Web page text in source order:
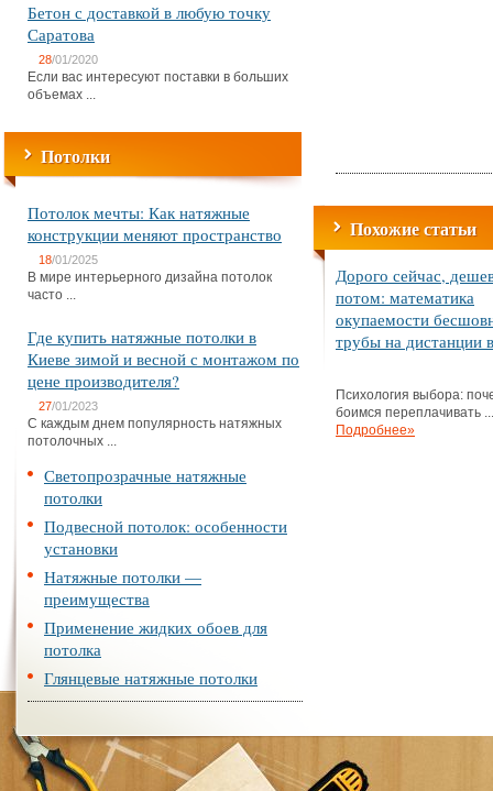
Бетон с доставкой в любую точку
Саратова
28/01/2020
Если вас интересуют поставки в больших
объемах ...
Потолки
Потолок мечты: Как натяжные
конструкции меняют пространство
18/01/2025
В мире интерьерного дизайна потолок
часто ...
Где купить натяжные потолки в
Киеве зимой и весной с монтажом по
цене производителя?
27/01/2023
С каждым днем популярность натяжных
потолочных ...
Светопрозрачные натяжные
потолки
Подвесной потолок: особенности
установки
Натяжные потолки —
преимущества
Применение жидких обоев для
потолка
Глянцевые натяжные потолки
Похожие статьи
Дорого сейчас,
потом: математика
окупаемости
трубы на дистанции
Психология выбора:
боимся переплачивать ...
Подробнее»